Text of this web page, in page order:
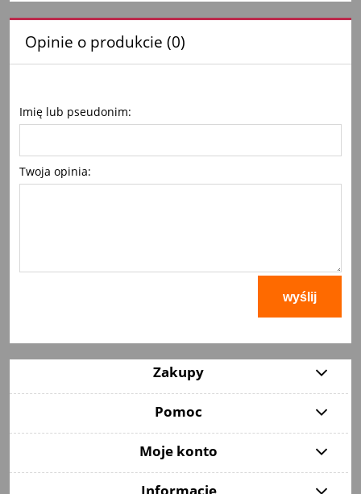
Opinie o produkcie (0)
Imię lub pseudonim:
Twoja opinia:
wyślij
Zakupy
Pomoc
Moje konto